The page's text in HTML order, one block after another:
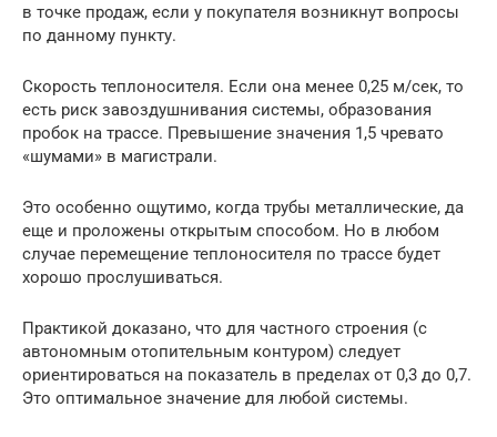
в точке продаж, если у покупателя возникнут вопросы
по данному пункту.
Скорость теплоносителя. Если она менее 0,25 м/сек, то
есть риск завоздушнивания системы, образования
пробок на трассе. Превышение значения 1,5 чревато
«шумами» в магистрали.
Это особенно ощутимо, когда трубы металлические, да
еще и проложены открытым способом. Но в любом
случае перемещение теплоносителя по трассе будет
хорошо прослушиваться.
Практикой доказано, что для частного строения (с
автономным отопительным контуром) следует
ориентироваться на показатель в пределах от 0,3 до 0,7.
Это оптимальное значение для любой системы.